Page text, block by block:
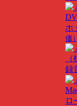
ホ
価）
録
ロ